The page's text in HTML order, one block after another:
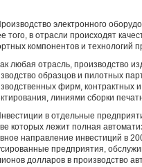
электронного
того, в отрасли происходят
компонентов и технологий
любая отрасль, производство
образцов и пилотных
фирм, контрактных
линиями сборки
в отдельные
которых лежит полная
направление инвестиций в
предприятия,
долларов в производство